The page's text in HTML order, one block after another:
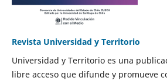
Revista Universidad y Territorio
Universidad y Territorio es una
libre acceso que difunde y promueve